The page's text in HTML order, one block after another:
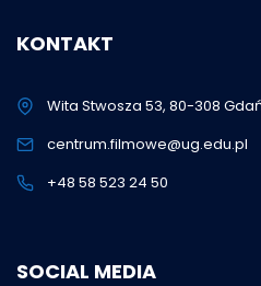
KONTAKT
Wita Stwosza 53, 80-308
centrum.filmowe@ug.edu.pl
+48 58 523 24 50
SOCIAL MEDIA